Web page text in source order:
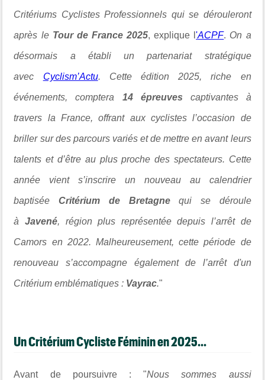
Critériums Cyclistes Professionnels qui se dérouleront
après le Tour de France 2025, explique l'ACPF. On a
désormais a établi un partenariat stratégique
avec Cyclism’Actu. Cette édition 2025, riche en
événements, comptera 14 épreuves captivantes à
travers la France, offrant aux cyclistes l’occasion de
briller sur des parcours variés et de mettre en avant leurs
talents et d’être au plus proche des spectateurs. Cette
année vient s’inscrire un nouveau au calendrier
baptiséeCritérium de Bretagnequi se déroule
àJavené, région plus représentée depuis l’arrêt de
Camors en 2022. Malheureusement, cette période de
renouveau s’accompagne également de l’arrêt d'un
Critérium emblématiques : Vayrac."
UnCritérium Cycliste Fémininen 2025...
Avant de poursuivre : "Nous sommes aussi